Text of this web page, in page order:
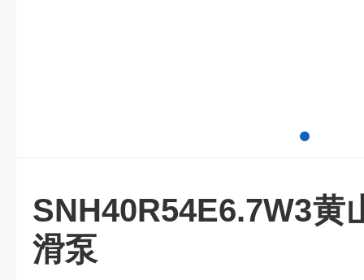
SNH40R54E6.7W3黄
滑泵